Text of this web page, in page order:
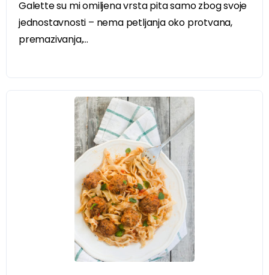
Galette su mi omiljena vrsta pita samo zbog svoje
jednostavnosti – nema petljanja oko protvana,
premazivanja,...